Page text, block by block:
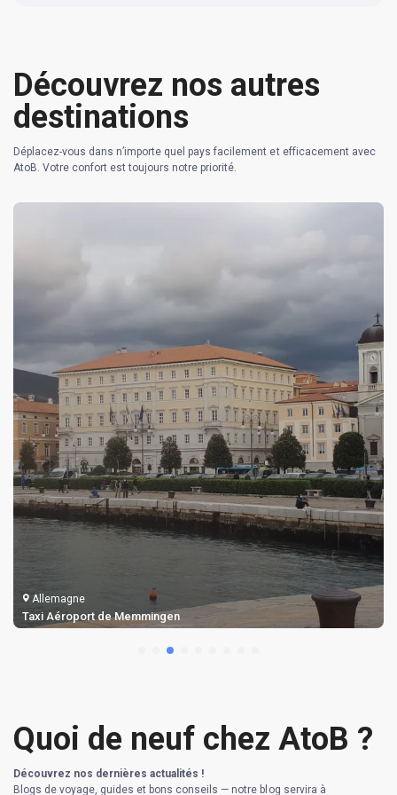
Découvrez nos autres
destinations
Déplacez-vous dans n’importe quel pays facilement et efficacement avec
AtoB. Votre confort est toujours notre priorité.
Allemagne
Taxi Aéroport de Memmingen
Quoi de neuf chez AtoB ?
Découvrez nos dernières actualités !
Blogs de voyage, guides et bons conseils — notre blog servira à